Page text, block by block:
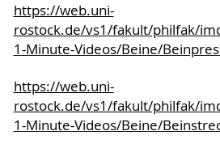
https://web.uni-
rostock.de/vs1/fakult/philfak/
1-Minute-Videos/Beine/
https://web.uni-
rostock.de/vs1/fakult/philfak/
1-Minute-Videos/Beine/